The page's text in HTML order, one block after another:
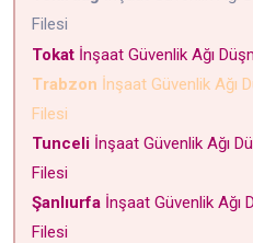
Filesi
Tokat İnşaat Güvenlik Ağı
Trabzon İnşaat Güvenlik Ağı
Filesi
Tunceli İnşaat Güvenlik Ağı
Filesi
Şanlıurfa İnşaat Güvenlik Ağı
Filesi